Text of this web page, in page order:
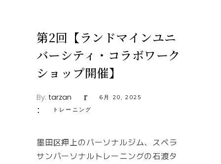
第2回【ランドマインユニ
バーシティ・コラボワーク
ショップ開催】
By: tarzan
6月 20, 2025
トレーニング
墨田区押上のパーソナルジム、スペラ
サンパーソナルトレーニングの石渡タ